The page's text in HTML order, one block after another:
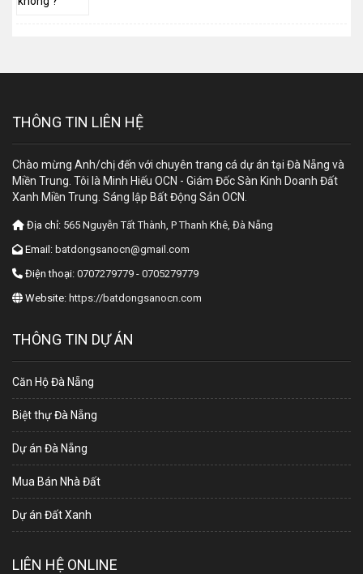
THÔNG TIN LIÊN HỆ
Chào mừng Anh/chị đến với chuyên trang cá dự án tại Đà Nẵng và
Miền Trung. Tôi là Minh Hiếu OCN - Giám Đốc Sàn Kinh Doanh Đất
Xanh Miền Trung. Sáng lập Bất Động Sản OCN.
Địa chỉ: 565 Nguyễn Tất Thành, P Thanh Khê, Đà Nẵng
Email: batdongsanocn@gmail.com
Điện thoại: 0707279779 - 0705279779
Website: https://batdongsanocn.com
THÔNG TIN DỰ ÁN
Căn Hộ Đà Nẵng
Biệt thự Đà Nẵng
Dự án Đà Nẵng
Mua Bán Nhà Đất
Dự án Đất Xanh
LIÊN HỆ ONLINE